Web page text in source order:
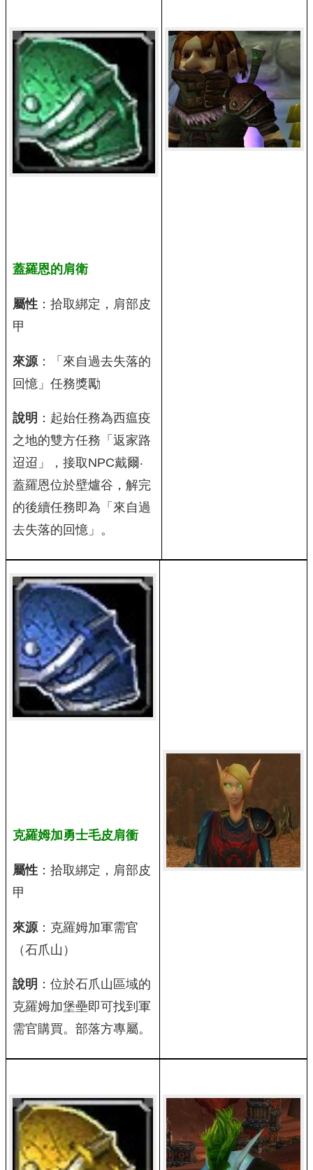
蓋羅恩的肩衛
屬性：拾取綁定，肩部皮
甲
來源：「來自過去失落的
回憶」任務獎勵
說明 ：起始任務為西瘟疫
之地的雙方任務「返家路
迢迢」，接取NPC戴爾‧
蓋羅恩位於壁爐谷，解完
的後續任務即為「來自過
去失落的回憶」。
克羅姆加勇士毛皮肩衝
屬性：拾取綁定，肩部皮
甲
來源：克羅姆加軍需官
（石爪山）
說明 ：位於石爪山區域的
克羅姆加堡壘即可找到軍
需官購買。部落方專屬。